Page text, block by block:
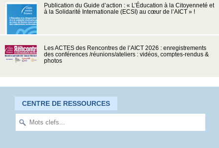
Publication du Guide d’action : « L’Éducation à la Citoyenneté et
à la Solidarité Internationale (ECSI) au cœur de l’AICT » !
Les ACTES des Rencontres de l’AICT 2026 : enregistrements
des conférences /réunions/ateliers : vidéos, comptes-rendus &
photos
CENTRE DE RESSOURCES